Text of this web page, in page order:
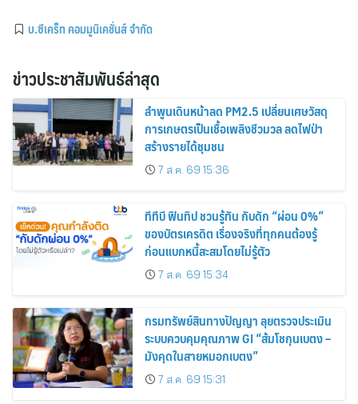
บ.ซีเคร็ท คอมมูนิเคชั่นส์ จำกัด
ข่าวประชาสัมพันธ์ล่าสุด
ลำพูนเดินหน้าลด PM2.5 เปลี่ยนเศษวัสดุ
การเกษตรเป็นเชื้อเพลิงชีวมวล ลดไฟป่า
สร้างรายได้ชุมชน
7 ส.ค. 69 15:36
ทีทีบี ฟินทิป ชวนรู้ทัน กับดัก “ผ่อน 0%”
ของบัตรเครดิต เรื่องจริงที่ทุกคนต้องรู้
ก่อนแบกหนี้สะสมโดยไม่รู้ตัว
7 ส.ค. 69 15:34
กรมทรัพย์สินทางปัญญา ลุยตรวจประเมิน
ระบบควบคุมคุณภาพ GI “ส้มโชกุนเบตง –
มังคุดในสายหมอกเบตง”
7 ส.ค. 69 15:31